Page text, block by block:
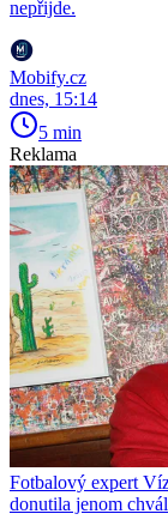
nepřijde.
Mobify.cz
dnes, 15:14
5 min
Reklama
Fotbalový expert
donutila jenom